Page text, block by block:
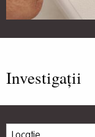
Investigații